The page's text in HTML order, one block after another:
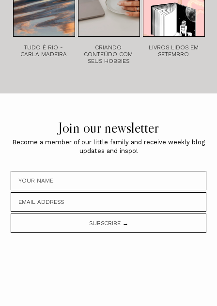
TUDO É RIO -
CARLA MADEIRA
CRIANDO
CONTEÚDO COM
SEUS HOBBIES
LIVROS LIDOS EM
SETEMBRO
Join our newsletter
Become a member of our little family and receive weekly blog
updates and inspo!